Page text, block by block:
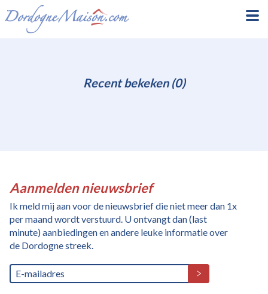
Recent bekeken (0)
Aanmelden nieuwsbrief
Ik meld mij aan voor de nieuwsbrief die niet meer dan 1x
per maand wordt verstuurd. U ontvangt dan (last
minute) aanbiedingen en andere leuke informatie over
de Dordogne streek.